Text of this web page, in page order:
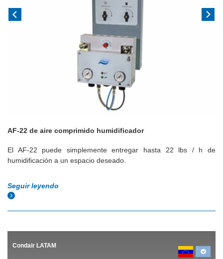
AF-22 de aire comprimido humidificador
El AF-22 puede simplemente entregar hasta 22 lbs / h de
humidificación a un espacio deseado.
Seguir leyendo
Condair LATAM